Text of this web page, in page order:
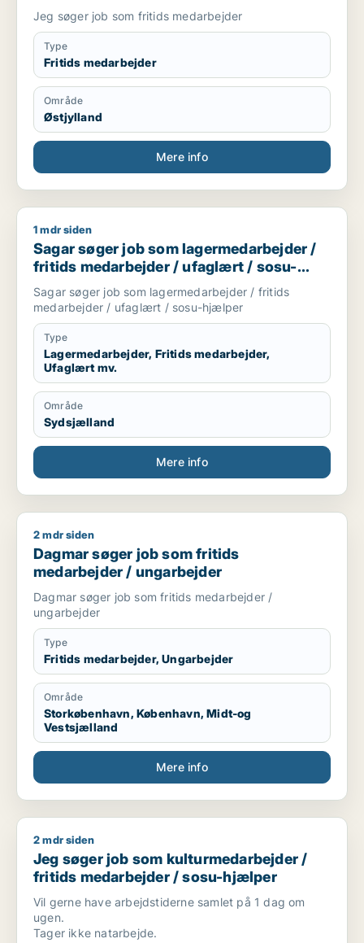
Jeg søger job som fritids medarbejder
Type
Fritids medarbejder
Område
Østjylland
Mere info
Sagar søger job som lagermedarbejder / fritids
1 mdr siden
Sagar søger job som lagermedarbejder /
fritids medarbejder / ufaglært / sosu-
hjælper
Sagar søger job som lagermedarbejder / fritids
medarbejder / ufaglært / sosu-hjælper
Type
Lagermedarbejder, Fritids medarbejder,
Ufaglært mv.
Område
Sydsjælland
Mere info
Dagmar søger job som fritids medarbejder / ungarbejder
2 mdr siden
Dagmar søger job som fritids
medarbejder / ungarbejder
Dagmar søger job som fritids medarbejder /
ungarbejder
Type
Fritids medarbejder, Ungarbejder
Område
Storkøbenhavn, København, Midt-og
Vestsjælland
Mere info
Jeg søger job som kulturmedarbejder / fritids medarbejder
2 mdr siden
Jeg søger job som kulturmedarbejder /
fritids medarbejder / sosu-hjælper
Vil gerne have arbejdstiderne samlet på 1 dag om
ugen.
Tager ikke natarbejde.